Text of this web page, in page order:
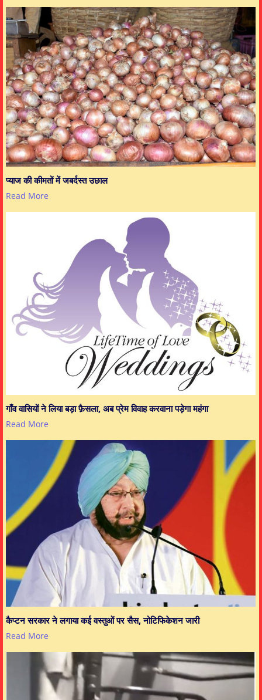
प्याज की कीमतों में जबर्दस्त उछाल
Read More
गाँव वासियों ने लिया बड़ा फ़ैसला, अब प्रेम विवाह करवाना पड़ेगा महंगा
Read More
कैप्टन सरकार ने लगाया कई वस्तुओं पर सैस, नोटिफिकेशन जारी
Read More